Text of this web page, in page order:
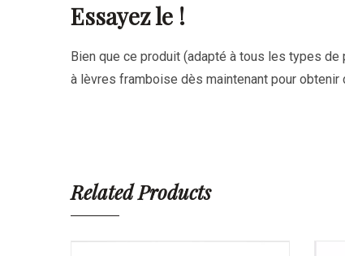
Essayez le !
Bien que ce produit (adapté à tous les types
à lèvres framboise dès maintenant pour
Related Products